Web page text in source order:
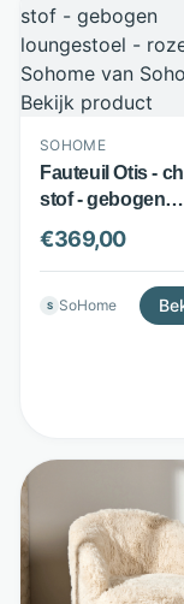
SOHOME
Fauteuil Otis -
stof - gebogen
loungestoel -
Sohome
€369,00
S SoHome